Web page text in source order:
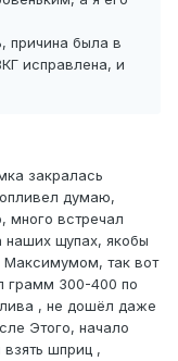
причина была в
исправлена, и
закралась
думаю,
много встречал
щупах, якобы
Максимумом, так вот
грамм 300-400 по
, не дошёл даже
Этого, начало
шприц ,